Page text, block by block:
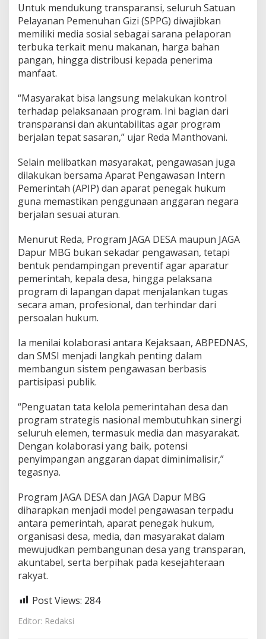
Untuk mendukung transparansi, seluruh Satuan
Pelayanan Pemenuhan Gizi (SPPG) diwajibkan
memiliki media sosial sebagai sarana pelaporan
terbuka terkait menu makanan, harga bahan
pangan, hingga distribusi kepada penerima
manfaat.
“Masyarakat bisa langsung melakukan kontrol
terhadap pelaksanaan program. Ini bagian dari
transparansi dan akuntabilitas agar program
berjalan tepat sasaran,” ujar Reda Manthovani.
Selain melibatkan masyarakat, pengawasan juga
dilakukan bersama Aparat Pengawasan Intern
Pemerintah (APIP) dan aparat penegak hukum
guna memastikan penggunaan anggaran negara
berjalan sesuai aturan.
Menurut Reda, Program JAGA DESA maupun JAGA
Dapur MBG bukan sekadar pengawasan, tetapi
bentuk pendampingan preventif agar aparatur
pemerintah, kepala desa, hingga pelaksana
program di lapangan dapat menjalankan tugas
secara aman, profesional, dan terhindar dari
persoalan hukum.
Ia menilai kolaborasi antara Kejaksaan, ABPEDNAS,
dan SMSI menjadi langkah penting dalam
membangun sistem pengawasan berbasis
partisipasi publik.
“Penguatan tata kelola pemerintahan desa dan
program strategis nasional membutuhkan sinergi
seluruh elemen, termasuk media dan masyarakat.
Dengan kolaborasi yang baik, potensi
penyimpangan anggaran dapat diminimalisir,”
tegasnya.
Program JAGA DESA dan JAGA Dapur MBG
diharapkan menjadi model pengawasan terpadu
antara pemerintah, aparat penegak hukum,
organisasi desa, media, dan masyarakat dalam
mewujudkan pembangunan desa yang transparan,
akuntabel, serta berpihak pada kesejahteraan
rakyat.
Post Views: 284
Editor: Redaksi